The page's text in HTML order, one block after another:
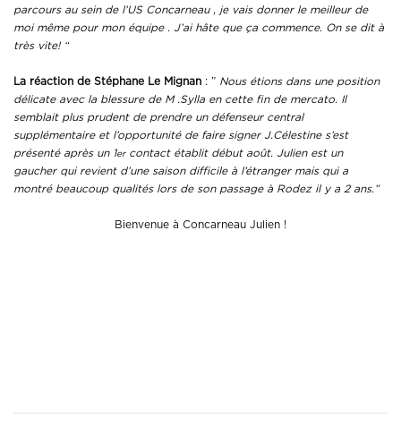
parcours au sein de l’US Concarneau , je vais donner le meilleur de
moi même pour mon équipe . J’ai hâte que ça commence. On se dit à
très vite! “
La réaction de Stéphane Le Mignan : ” Nous étions dans une position
délicate avec la blessure de M .Sylla en cette fin de mercato. Il
semblait plus prudent de prendre un défenseur central
supplémentaire et l’opportunité de faire signer J.Célestine s’est
présenté après un 1ercontact établit début août. Julien est un
gaucher qui revient d’une saison difficile à l’étranger mais qui a
montré beaucoup qualités lors de son passage à Rodez il y a 2 ans.”
Bienvenue à Concarneau Julien !